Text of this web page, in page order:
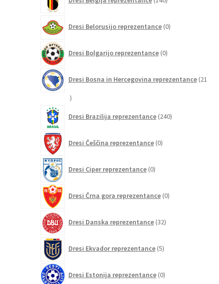
izdelkov
Dresi Belorusijo reprezentance 0izdelkov
Dresi Bolgarijo reprezentance 0izdelkov
Dresi Bosna in Hercegovina reprezentance 21
21
Dresi Brazilija reprezentance 240izdelkov
Dresi Češčina reprezentance 0izdelkov
Dresi Ciper reprezentance 0izdelkov
Dresi Črna gora reprezentance 0izdelkov
Dresi Danska reprezentance 32izdelkov
Dresi Ekvador reprezentance 5izdelkov
Dresi Estonija reprezentance 0izdelkov